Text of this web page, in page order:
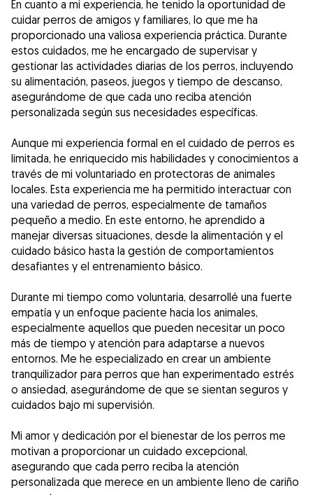
En cuanto a mi experiencia, he tenido la oportunidad de
cuidar perros de amigos y familiares, lo que me ha
proporcionado una valiosa experiencia práctica. Durante
estos cuidados, me he encargado de supervisar y
gestionar las actividades diarias de los perros, incluyendo
su alimentación, paseos, juegos y tiempo de descanso,
asegurándome de que cada uno reciba atención
personalizada según sus necesidades específicas.
Aunque mi experiencia formal en el cuidado de perros es
limitada, he enriquecido mis habilidades y conocimientos a
través de mi voluntariado en protectoras de animales
locales. Esta experiencia me ha permitido interactuar con
una variedad de perros, especialmente de tamaños
pequeño a medio. En este entorno, he aprendido a
manejar diversas situaciones, desde la alimentación y el
cuidado básico hasta la gestión de comportamientos
desafiantes y el entrenamiento básico.
Durante mi tiempo como voluntaria, desarrollé una fuerte
empatía y un enfoque paciente hacia los animales,
especialmente aquellos que pueden necesitar un poco
más de tiempo y atención para adaptarse a nuevos
entornos. Me he especializado en crear un ambiente
tranquilizador para perros que han experimentado estrés
o ansiedad, asegurándome de que se sientan seguros y
cuidados bajo mi supervisión.
Mi amor y dedicación por el bienestar de los perros me
motivan a proporcionar un cuidado excepcional,
asegurando que cada perro reciba la atención
personalizada que merece en un ambiente lleno de cariño